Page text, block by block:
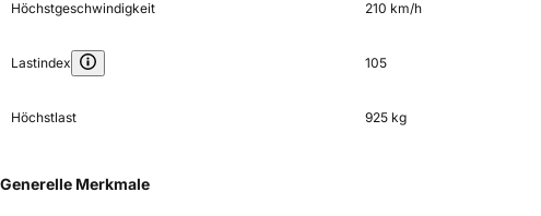
Höchstgeschwindigkeit 210 km/h
Lastindex 105
Höchstlast 925 kg
Generelle Merkmale